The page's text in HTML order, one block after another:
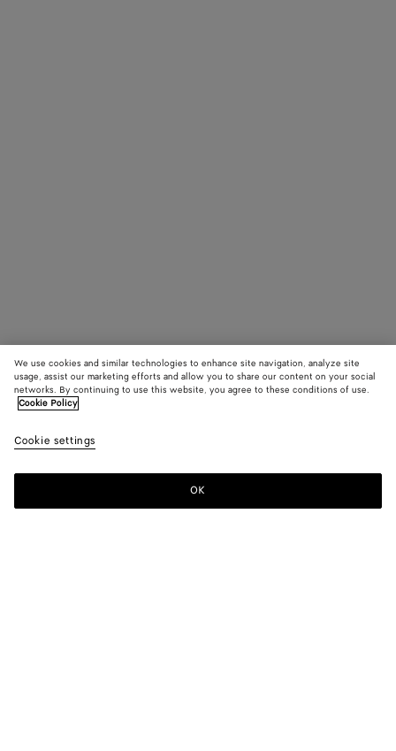
We use cookies and similar technologies to enhance site navigation, analyze site
usage, assist our marketing efforts and allow you to share our content on your social
networks. By continuing to use this website, you agree to these conditions of use.
Cookie Policy
Cookie settings
OK